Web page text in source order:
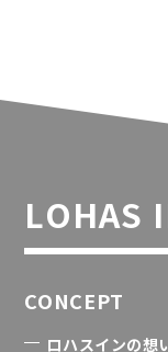
LOHAS
CONCEPT
ロハスインの想